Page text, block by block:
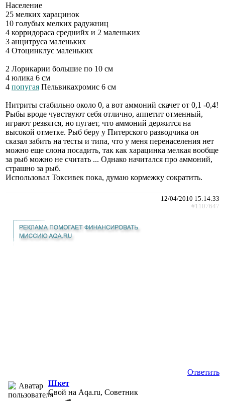
Население
25 мелких харацинок
10 голубых мелких радужниц
4 корридораса среднийх и 2 маленьких
3 анцитруса маленьких
4 Отоцинклус маленьких
2 Лорикарии большие по 10 см
4 юлика 6 см
4 попугая Пельвикахромис 6 см
Нитриты стабильно около 0, а вот аммоний скачет от 0,1 -0,4!
Рыбы вроде чувствуют себя отлично, аппетит отменный,
играют резвятся, но пугает, что аммоний держится на
высокой отметке. Рыб беру у Питерского разводчика он
сказал забить на тесты и типа, что у меня перенаселения нет
можно еще слона посадить, так как харацинка мелкая вообще
за рыб можно не считать ... Однако начитался про аммоний,
страшно за рыб.
Использовал Токсивек пока, думаю кормежку сократить.
12/04/2010 15:14:33
#1107647
Ответить
Шкет
Свой на Aqa.ru, Советник